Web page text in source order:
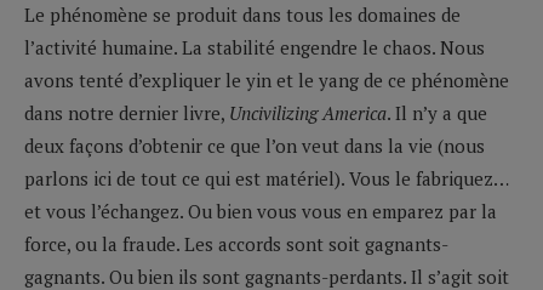
Le phénomène se produit dans tous les domaines de
l’activité humaine. La stabilité engendre le chaos. Nous
avons tenté d’expliquer le yin et le yang de ce phénomène
dans notre dernier livre, Uncivilizing America. Il n’y a que
deux façons d’obtenir ce que l’on veut dans la vie (nous
parlons ici de tout ce qui est matériel). Vous le fabriquez…
et vous l’échangez. Ou bien vous vous en emparez par la
force, ou la fraude. Les accords sont soit gagnants-
gagnants. Ou bien ils sont gagnants-perdants. Il s’agit soit